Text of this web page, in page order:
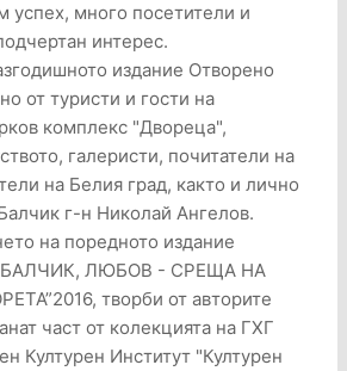
успех, много посетители и
интерес.
издание Отворено
от туристи и гости на
комплекс "Двореца",
галеристи, почитатели на
на Белия град, както и лично
г-н Николай Ангелов.
на поредното издание
ЛЮБОВ - СРЕЩА НА
творби от авторите
част от колекцията на ГХГ
Културен Институт "Културен